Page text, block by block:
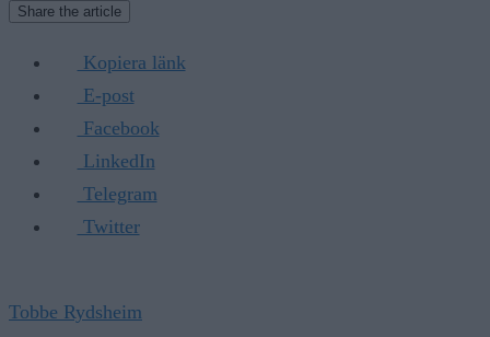
Kopiera länk
E-post
Facebook
LinkedIn
Telegram
Twitter
tobbe@alltomnorrtalje.se